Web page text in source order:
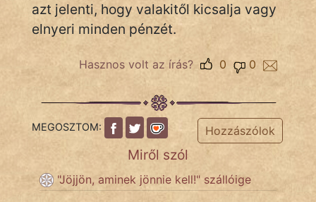
FILM
TÖRTÉNELEM
Népszerű szerzőink:
cinege
azt jelenti, hogy valakitől kicsalja vagy
elnyeri minden pénzét.
Hasznos volt az írás? 0
0
MEGOSZTOM: Hozzászólok
Miről szól
"Jöjjön, aminek jönnie kell!" szállóige